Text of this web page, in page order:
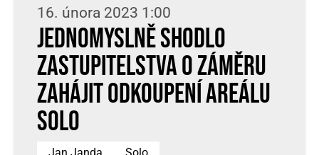
16. února 2023 1:00
Jednomyslně shodlo
zastupitelstva o záměru
zahájit odkoupení areálu
SOLO